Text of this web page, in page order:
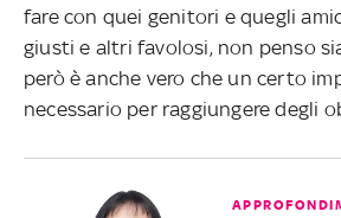
fare con quei genitori e quegli
giusti e altri favolosi, non penso
però è anche vero che un certo
necessario per raggiungere degli